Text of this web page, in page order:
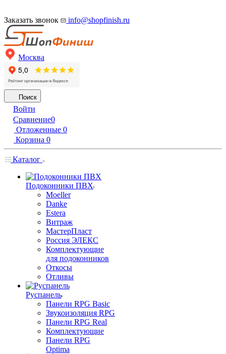
Заказать звонок info@shopfinish.ru
Москва
Поиск
Войти
Сравнение0
Отложенные 0
Корзина 0
Каталог
Подоконники ПВХ
Moeller
Danke
Estera
Витраж
МастерПласт
Россия ЭЛЕКС
Комплектующие
для подоконников
Откосы
Отливы
Руспанель
Панели RPG Basic
Звукоизоляция RPG
Панели RPG Real
Комплектующие
Панели RPG
Optima